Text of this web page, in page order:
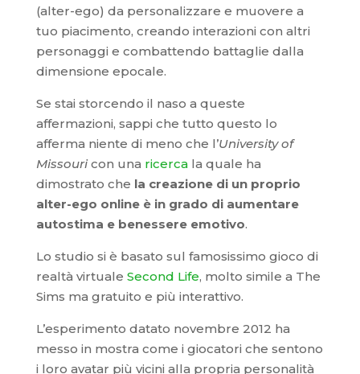
(alter-ego) da personalizzare e muovere a
tuo piacimento, creando interazioni con altri
personaggi e combattendo battaglie dalla
dimensione epocale.
Se stai storcendo il naso a queste
affermazioni, sappi che tutto questo lo
afferma niente di meno che l’University of
Missouricon una ricercala quale ha
dimostrato che la creazione di un proprio
alter-ego online è in grado di aumentare
autostima e benessere emotivo.
Lo studio si è basato sul famosissimo gioco di
realtà virtuale Second Life, molto simile a The
Sims ma gratuito e più interattivo.
L’esperimento datato novembre 2012 ha
messo in mostra come i giocatori che sentono
i loro avatar più vicini alla propria personalità